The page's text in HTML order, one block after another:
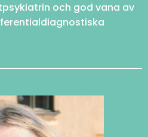
och god vana av